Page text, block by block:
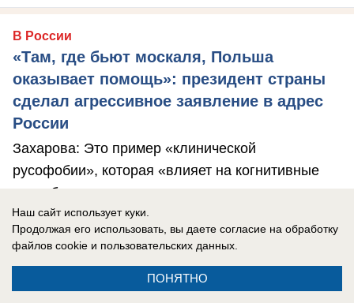
В России
«Там, где бьют москаля, Польша
оказывает помощь»: президент страны
сделал агрессивное заявление в адрес
России
Захарова: Это пример «клинической
русофобии», которая «влияет на когнитивные
способности».
Наш сайт использует куки.
Продолжая его использовать, вы даете согласие на обработку
файлов cookie и пользовательских данных.
ПОНЯТНО